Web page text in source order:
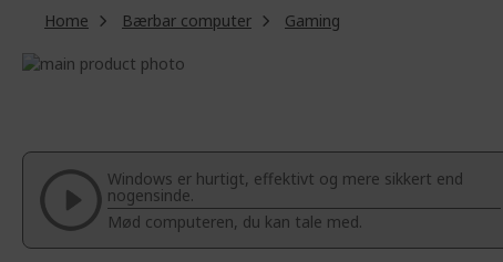
Home Bærbar computer
Gaming
Skip
of
images
gallery
beginning
the
images
gallery
Windows er hurtigt, effektivt og mere sikkert end
nogensinde.
Mød computeren, du kan tale med.